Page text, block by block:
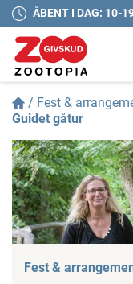
ÅBENT I DAG: 10-
/ Fest &
Guidet gåtur
Fest &